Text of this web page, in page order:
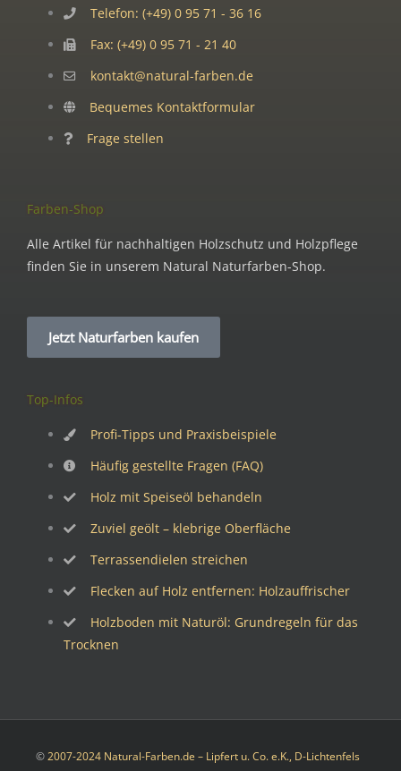
Telefon: (+49) 0 95 71 - 36 16
Fax: (+49) 0 95 71 - 21 40
kontakt@natural-farben.de
Bequemes Kontaktformular
Frage stellen
Farben-Shop
Alle Artikel für nachhaltigen Holzschutz und Holzpflege
finden Sie in unserem Natural Naturfarben-Shop.
Jetzt Naturfarben kaufen
Top-Infos
Profi-Tipps und Praxisbeispiele
Häufig gestellte Fragen (FAQ)
Holz mit Speiseöl behandeln
Zuviel geölt – klebrige Oberfläche
Terrassendielen streichen
Flecken auf Holz entfernen: Holzauffrischer
Holzboden mit Naturöl: Grundregeln für das
Trocknen
©2007-2024 Natural-Farben.de – Lipfert u. Co. e.K., D-Lichtenfels